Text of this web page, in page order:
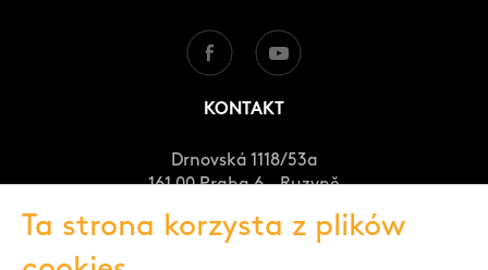
KONTAKT
Drnovská 1118/53a
161 00 Praha 6 - Ruzyně
Ta strona korzysta z plików